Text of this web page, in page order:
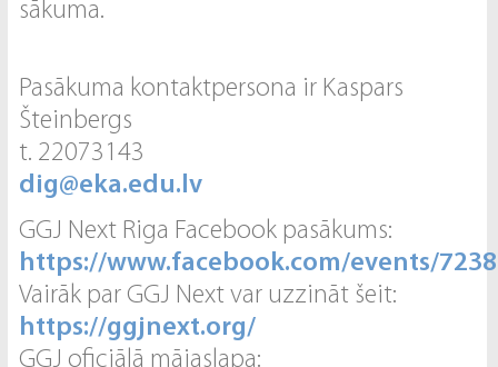
sākuma.
Pasākuma kontaktpersona ir Kaspars
Šteinbergs
t. 22073143
dig@eka.edu.lv
GGJ Next Riga Facebook pasākums:
https://www.facebook.com/events/
Vairāk par GGJ Next var uzzināt šeit:
https://ggjnext.org/
GGJ oficiālā mājaslapa: